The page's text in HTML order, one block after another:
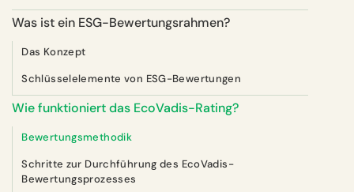
Was ist ein ESG-Bewertungsrahmen?
Das Konzept
Schlüsselelemente von ESG-Bewertungen
Wie funktioniert das EcoVadis-Rating?
Bewertungsmethodik
Schritte zur Durchführung des EcoVadis-
Bewertungsprozesses